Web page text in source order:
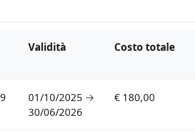
Validità Costo totale
01/10/2025 →
30/06/2026
€ 180,00